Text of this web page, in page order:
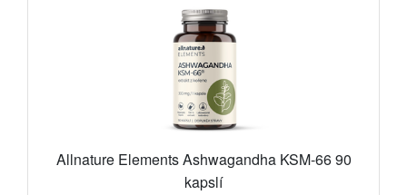
Allnature Elements Ashwagandha KSM-66 90
kapslí